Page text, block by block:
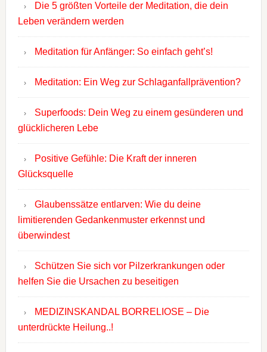
Die 5 größten Vorteile der Meditation, die dein
Leben verändern werden
Meditation für Anfänger: So einfach geht’s!
Meditation: Ein Weg zur Schlaganfallprävention?
Superfoods: Dein Weg zu einem gesünderen und
glücklicheren Lebe
Positive Gefühle: Die Kraft der inneren
Glücksquelle
Glaubenssätze entlarven: Wie du deine
limitierenden Gedankenmuster erkennst und
überwindest
Schützen Sie sich vor Pilzerkrankungen oder
helfen Sie die Ursachen zu beseitigen
MEDIZINSKANDAL BORRELIOSE – Die
unterdrückte Heilung..!